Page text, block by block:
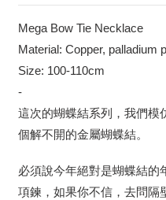
Mega Bow Tie Necklace
Material: Copper, palladium
Size: 100-110cm
-
這次的蝴蝶結系列，我們模
個解不開的金屬蝴蝶結。
必須說今年絕對是蝴蝶結的
項鍊，如果你不信，去問隔